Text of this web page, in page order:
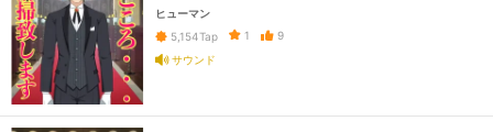
ヒューマン
5,154Tap 1
9
サウンド